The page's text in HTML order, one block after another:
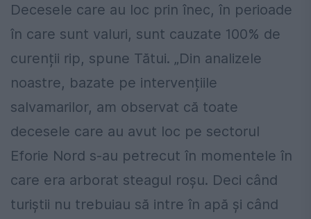
Decesele care au loc prin înec, în perioade
în care sunt valuri, sunt cauzate 100% de
curenții rip, spune Tătui. „Din analizele
noastre, bazate pe intervențiile
salvamarilor, am observat că toate
decesele care au avut loc pe sectorul
Eforie Nord s-au petrecut în momentele în
care era arborat steagul roșu. Deci când
turiștii nu trebuiau să intre în apă și când